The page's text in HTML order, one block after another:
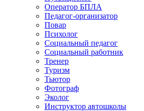
Оператор БПЛА
Педагог-организатор
Повар
Психолог
Социальный педагог
Социальный работник
Тренер
Туризм
Тьютор
Фотограф
Эколог
Инструктор автошколы